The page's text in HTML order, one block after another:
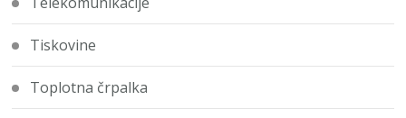
Tiskovine
Toplotna črpalka